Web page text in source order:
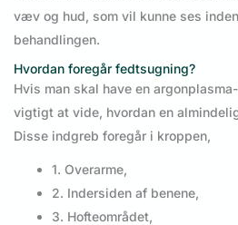
væv og hud, som vil kunne ses
behandlingen.
Hvordan foregår fedtsugning?
Hvis man skal have en
vigtigt at vide, hvordan en
Disse indgreb foregår i kroppen,
1. Overarme,
2. Indersiden af benene,
3. Hofteområdet,